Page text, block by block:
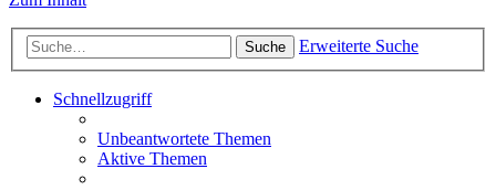
Suche Erweiterte Suche
Schnellzugriff
Unbeantwortete Themen
Aktive Themen